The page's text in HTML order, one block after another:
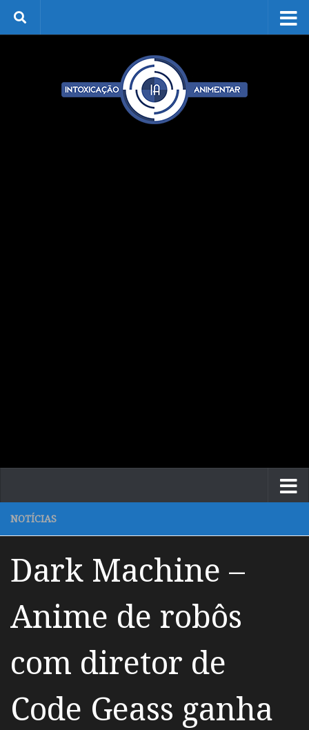
Skip to content
NOTÍCIAS
Dark Machine –
Anime de robôs
com diretor de
Code Geass ganha